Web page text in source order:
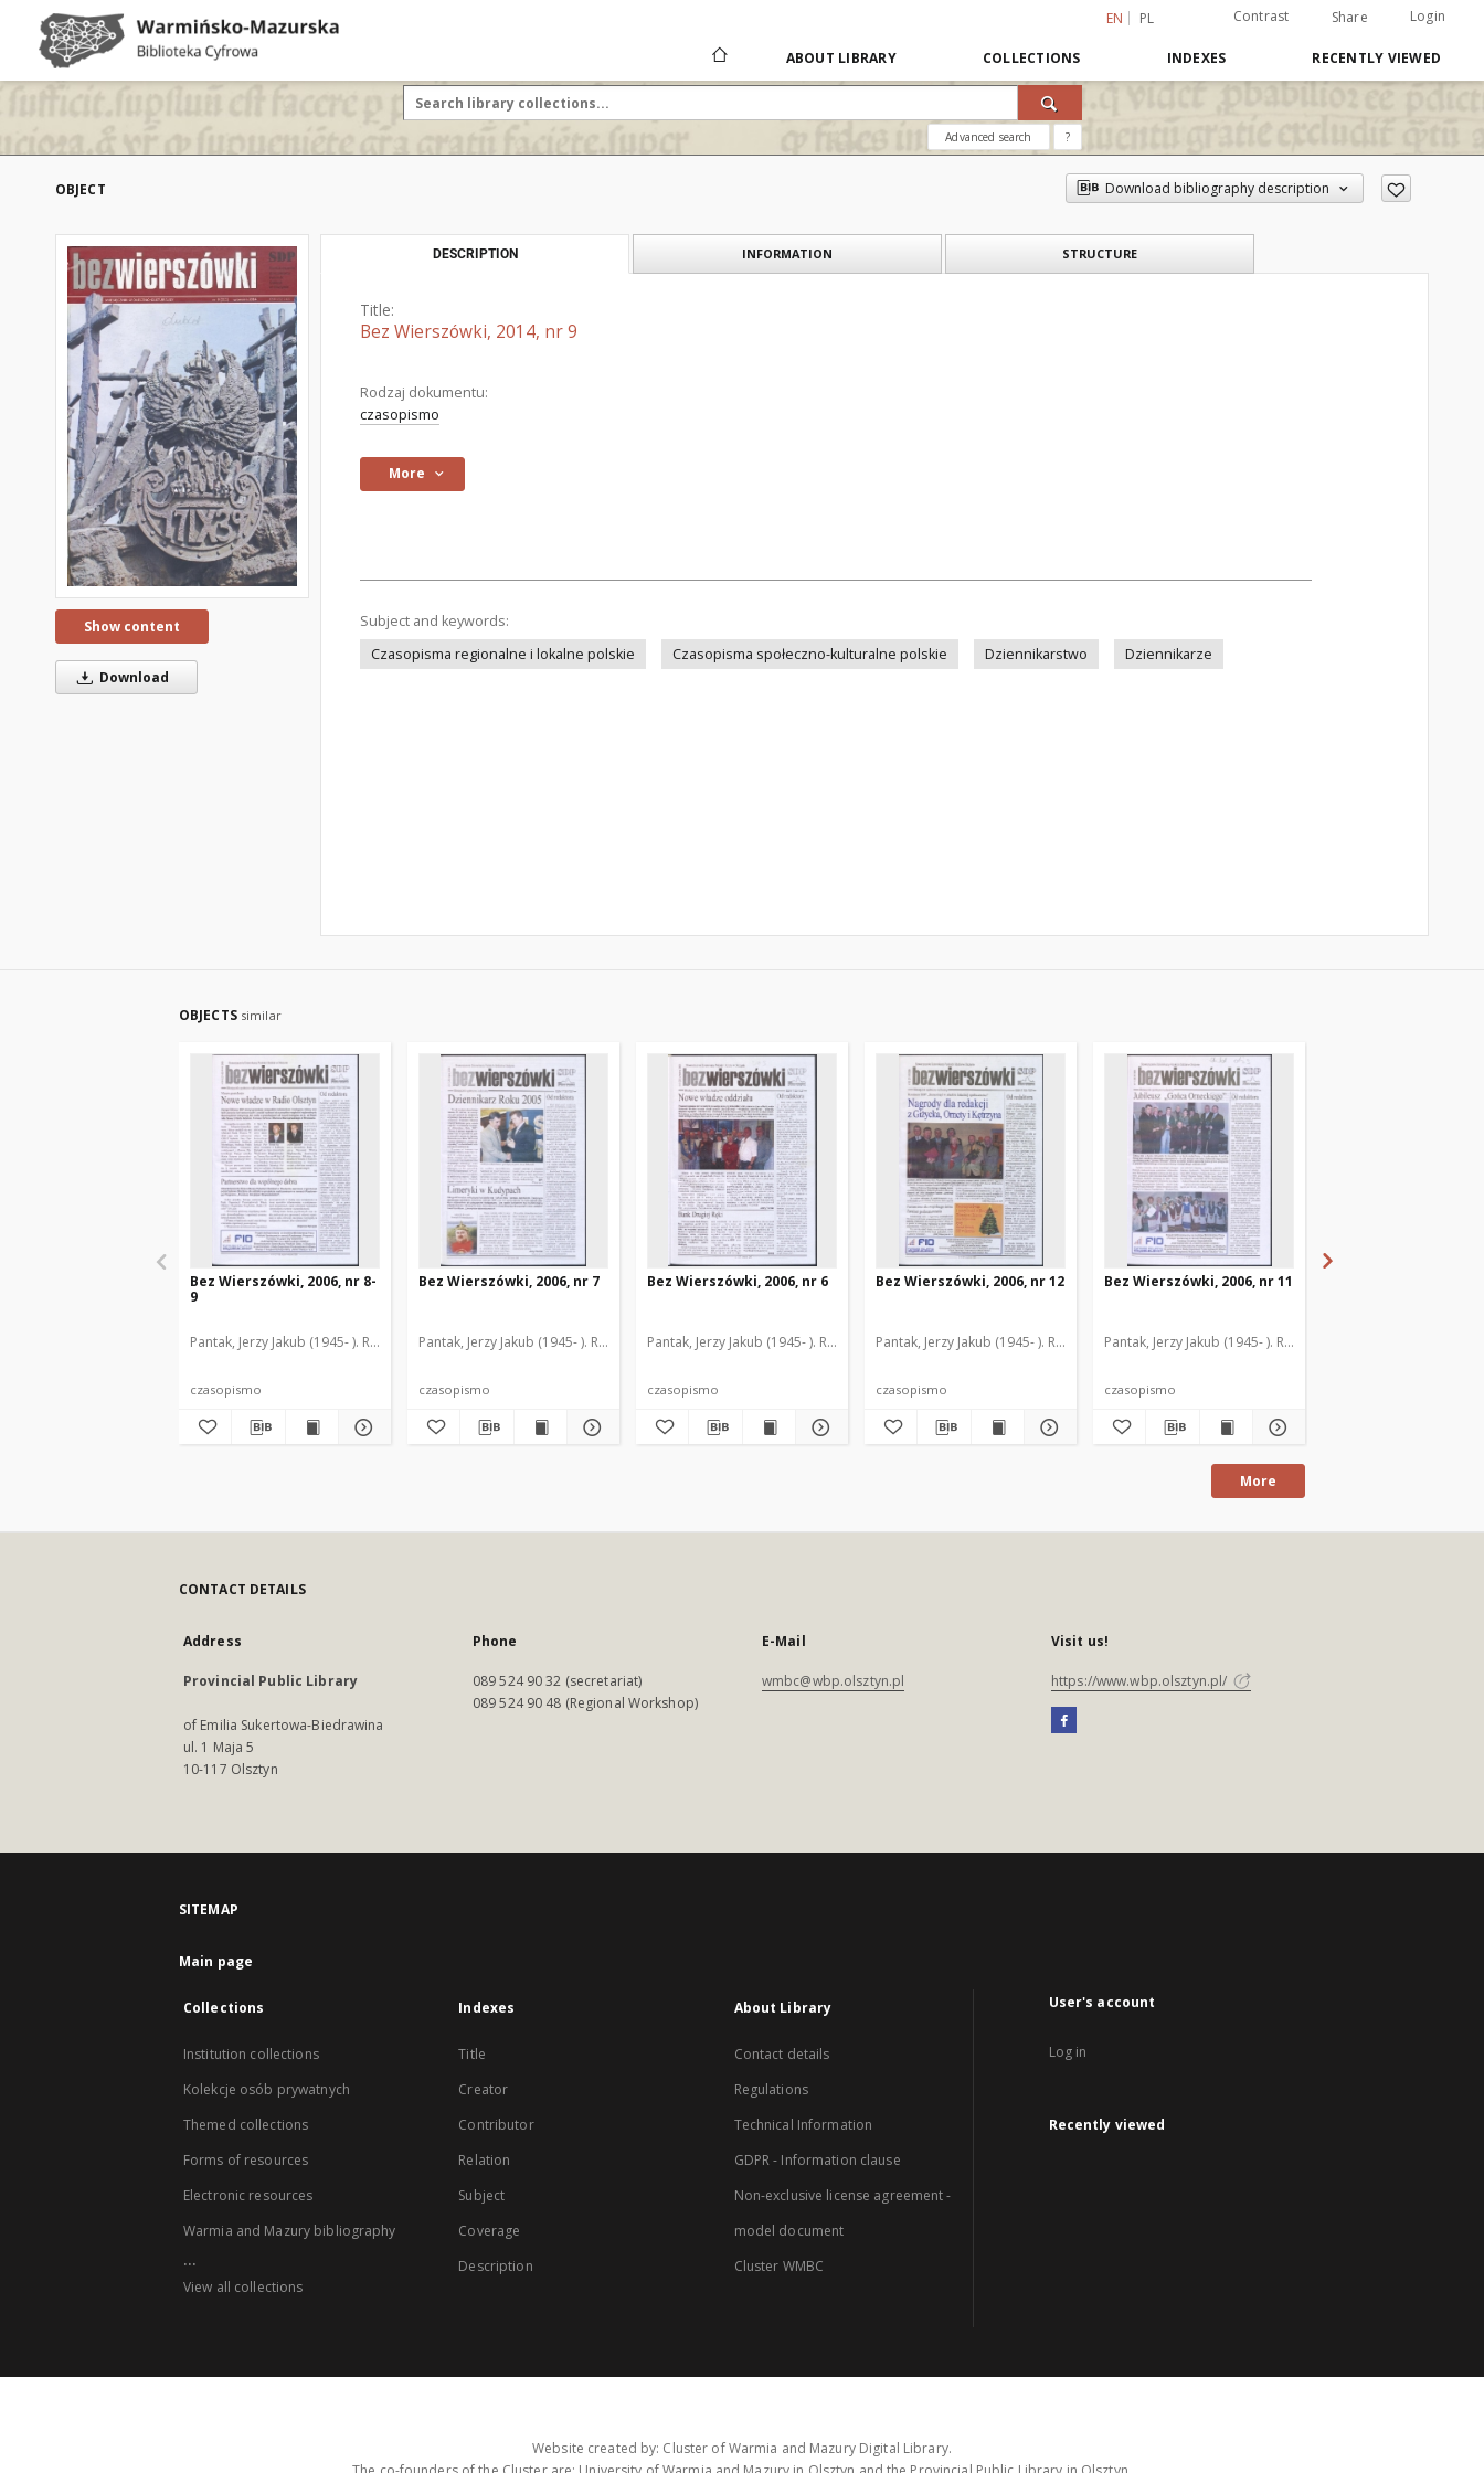
EN PL Contrast Share Login
ABOUT LIBRARY COLLECTIONS INDEXES RECENTLY VIEWED
Advanced search ?
OBJECT Download bibliography description
Show content
Download
DESCRIPTION INFORMATION STRUCTURE
Title:
Bez Wierszówki, 2014, nr 9
Rodzaj dokumentu:
czasopismo
More
Subject and keywords:
Czasopisma regionalne i lokalne polskie
Czasopisma społeczno-kulturalne polskie Dziennikarstwo Dziennikarze
OBJECTS similar
Bez Wierszówki, 2006, nr 8-
9
Pantak, Jerzy Jakub (1945- ). Red.
czasopismo
Bez Wierszówki, 2006, nr 7
Pantak, Jerzy Jakub (1945- ). Red.
czasopismo
Bez Wierszówki, 2006, nr 6
Pantak, Jerzy Jakub (1945- ). Red.
czasopismo
Bez Wierszówki, 2006, nr 12
Pantak, Jerzy Jakub (1945- ). Red.
czasopismo
Bez Wierszówki, 2006, nr 11
Pantak, Jerzy Jakub (1945- ). Red.
czasopismo
More
CONTACT DETAILS
Address
Provincial Public Library
of Emilia Sukertowa-Biedrawina
ul. 1 Maja 5
10-117 Olsztyn
Phone
089 524 90 32 (secretariat)
089 524 90 48 (Regional Workshop)
E-Mail
wmbc@wbp.olsztyn.pl
Visit us!
https://www.wbp.olsztyn.pl/
SITEMAP
Main page
Collections
Institution collections
Kolekcje osób prywatnych
Themed collections
Forms of resources
Electronic resources
Warmia and Mazury bibliography
...
View all collections
Indexes
Title
Creator
Contributor
Relation
Subject
Coverage
Description
About Library
Contact details
Regulations
Technical Information
GDPR - Information clause
Non-exclusive license agreement -
model document
Cluster WMBC
User's account
Log in
Recently viewed
Website created by: Cluster of Warmia and Mazury Digital Library.